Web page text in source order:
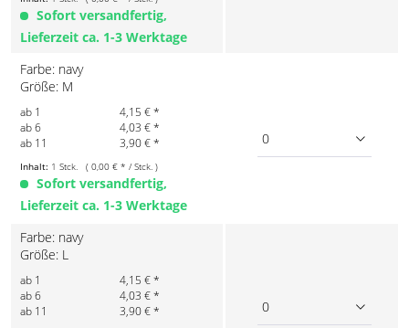
Sofort versandfertig,
Lieferzeit ca. 1-3 Werktage
Farbe: navy
Größe: M
ab 1
4,15 € *
ab 6
4,03 € *
ab 11
3,90 € *
Inhalt: 1 Stck. ( 0,00 € * / Stck. )
Sofort versandfertig,
Lieferzeit ca. 1-3 Werktage
0
Farbe: navy
Größe: L
ab 1
4,15 € *
ab 6
4,03 € *
ab 11
3,90 € * 0